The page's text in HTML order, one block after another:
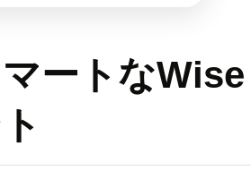
ートなWise